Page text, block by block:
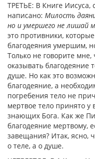
ТРЕТЬЕ: В Книге Иисуса,
написано: Милость
но и умершего не лишай
это противники,
благодеяния умершим,
Только не говорите
оказывать благодеяние
душе. Но как это
благодеяние, а
погребения тело не
мертвое тело принято у
знающих Бога. Как же
благодеяние мертвому,
завещания? Итак, ясно,
о теле, а о душе.